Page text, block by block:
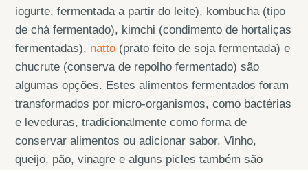
iogurte, fermentada a partir do leite), kombucha (tipo
de chá fermentado), kimchi (condimento de hortaliças
fermentadas), natto (prato feito de soja fermentada) e
chucrute (conserva de repolho fermentado) são
algumas opções. Estes alimentos fermentados foram
transformados por micro-organismos, como bactérias
e leveduras, tradicionalmente como forma de
conservar alimentos ou adicionar sabor. Vinho,
queijo, pão, vinagre e alguns picles também são